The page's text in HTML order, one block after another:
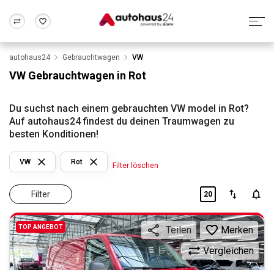
Wir bewerten dein Auto
Alle Fragen & Antworten
Rund um die Inzahlungnahme
Frankfurt Wuppertal
autohaus24 Gebrauchtwagen VW
VW Gebrauchtwagen in Rot
Du suchst nach einem gebrauchten VW model in Rot?
Auf autohaus24 findest du deinen Traumwagen zu
besten Konditionen!
Filter
VW Rot Filter löschen
20
TOP ANGEBOT
Vergleichen
Teilen Merken